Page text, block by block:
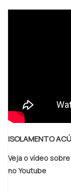
ISOLAMENTO
Veja o vídeo sobre
no Youtube